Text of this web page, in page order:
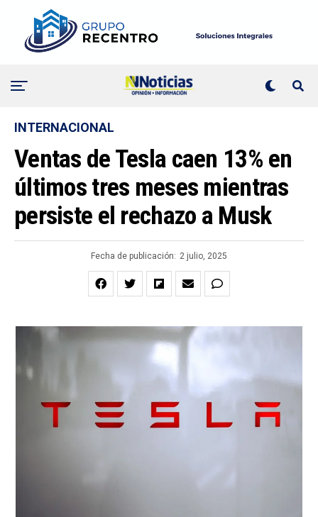
INTERNACIONAL
Ventas de Tesla caen 13% en
últimos tres meses mientras
persiste el rechazo a Musk
Fecha de publicación: 2 julio, 2025